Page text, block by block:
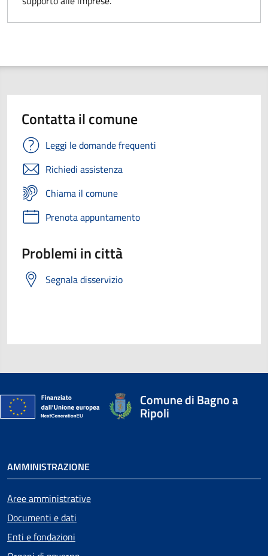
Contatta il comune
Leggi le domande frequenti
Richiedi assistenza
Chiama il comune
Prenota appuntamento
Problemi in città
Segnala disservizio
Comune di Bagno a
Ripoli
AMMINISTRAZIONE
Aree amministrative
Documenti e dati
Enti e fondazioni